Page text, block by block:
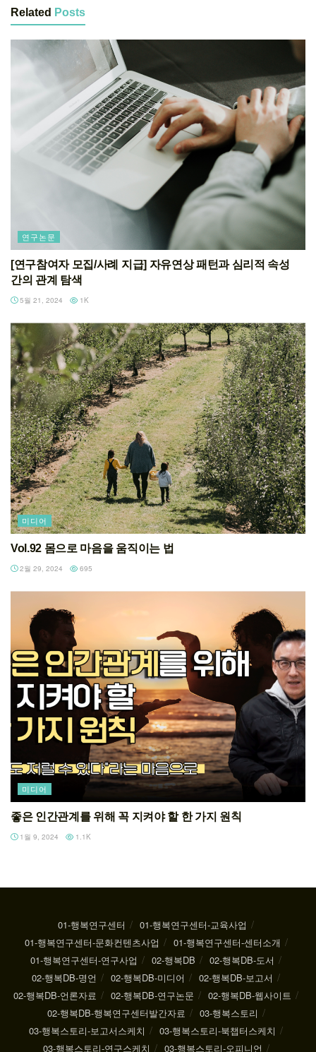
Related Posts
연구논문
[연구참여자 모집/사례 지급] 자유연상 패턴과 심리적 속성
간의 관계 탐색
5월 21, 2024 1K
미디어
Vol.92 몸으로 마음을 움직이는 법
2월 29, 2024 695
미디어
좋은 인간관계를 위해 꼭 지켜야 할 한 가지 원칙
1월 9, 2024 1.1K
01-행복연구센터
01-행복연구센터-교육사업
01-행복연구센터-문화컨텐츠사업
01-행복연구센터-센터소개
01-행복연구센터-연구사업
02-행복DB
02-행복DB-도서
02-행복DB-명언
02-행복DB-미디어
02-행복DB-보고서
02-행복DB-언론자료
02-행복DB-연구논문
02-행복DB-웹사이트
02-행복DB-행복연구센터발간자료
03-행복스토리
03-행복스토리-보고서스케치
03-행복스토리-북챕터스케치
03-행복스토리-연구스케치
03-행복스토리-오피니언